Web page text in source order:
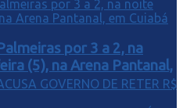
por 3 a 2, na
(5), na Arena Pantanal,